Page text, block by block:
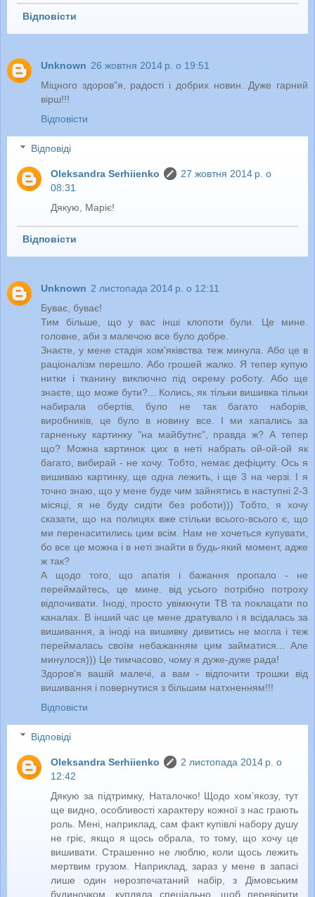
Відповісти
Unknown 26 жовтня 2014 р. о 19:51
Міцного здоров"я, радості і добрих новин. Дуже гарний
вірш!!!
Відповісти
Відповіді
Oleksandra Serhiienko
27 жовтня 2014 р. о
08:31
Дякую, Маріє!
Відповісти
Unknown 2 листопада 2014 р. о 12:11
Буває, буває!
Тим більше, що у вас інші клопоти були. Це мине.
головне, аби з малечою все було добре.
Знаєте, у мене стадія хом'яківства теж минула. Або це в
раціоналізм перешло. Або грошей жалко. Я тепер купую
нитки і тканину виключно під окрему роботу. Або ще
знаєте, що може бути?... Колись, як тільки вишивка тільки
набирала обертів, було не так багато наборів,
виробників, це було в новину все. І ми хапались за
гарненьку картинку "на майбутнє", правда ж? А тепер
що? Можна картинок цих в неті набрать ой-ой-ой як
багато, вибирай - не хочу. Тобто, немає дефіциту. Ось я
вишиваю картинку, ще одна лежить, і ще 3 на черзі. І я
точно знаю, що у мене буде чим зайнятись в наступні 2-3
місяці, я не буду сидіти без роботи))) Тобто, я хочу
сказати, що на полицях вже стільки всього-всього є, що
ми перенаситились цим всім. Нам не хочеться купувати,
бо все це можна і в неті знайти в будь-який момент, адже
ж так?
А щодо того, що апатія і бажання пропало - не
переймайтесь, це мине. від усього потрібно потроху
відпочивати. Іноді, просто увімкнути ТВ та поклацати по
каналах. В інший час це мене дратувало і я всідалась за
вишивання, а іноді на вишивку дивитись не могла і теж
переймалась своїм небажанням цим займатися... Але
минулося))) Це тимчасово, чому я дуже-дуже рада!
Здоров'я вашій малечі, а вам - відпочити трошки від
вишивання і повернутися з більшим натхненням!!!
Відповісти
Відповіді
Oleksandra Serhiienko
2 листопада 2014 р. о
12:42
Дякую за підтримку, Наталочко! Щодо хом’якозу, тут
ще видно, особливості характеру кожної з нас грають
роль. Мені, наприклад, сам факт купівлі набору душу
не гріє, якщо я щось обрала, то тому, що хочу це
вишивати. Страшенно не люблю, коли щось лежить
мертвим грузом. Наприклад, зараз у мене в запасі
лише один нерозпечатаний набір, з Дімовським
будиночком, купляла спеціально, щоб перевірити